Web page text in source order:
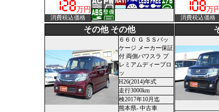
万円
消費税込価格
万
消費税込価格
その他 その他
６６０ Ｇ ＳＳパッ
ケージ メーカー保証
付 両側パワスラ プ
レミアムディープロ
ッ
H26(2014)年式
走行3000km
検2017年10月迄
熊本県- 中古車